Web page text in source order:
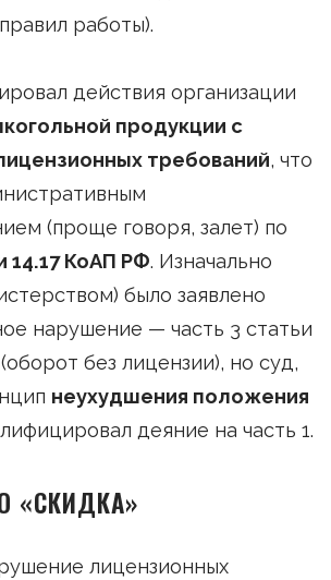
работы).
действия организации
продукции с
требований, что
(проще говоря, залет) по
14.17 КоАП РФ. Изначально
было заявлено
нарушение — часть 3 статьи
без лицензии), но суд,
неухудшения положения
деяние на часть 1.
«СКИДКА»
лицензионных